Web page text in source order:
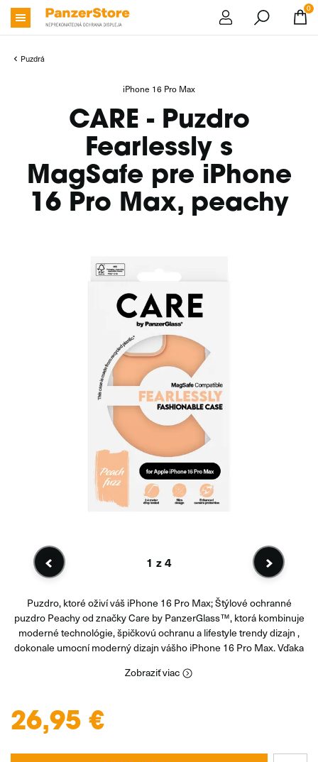
0
Puzdrá
iPhone 16 Pro Max
CARE - Puzdro
Fearlessly s
MagSafe pre iPhone
16 Pro Max, peachy
1 z 4
Puzdro, ktoré oživí váš iPhone 16 Pro Max; Štýlové ochranné
puzdro Peachy od značky Care by PanzerGlass™, ktorá kombinuje
moderné technológie, špičkovú ochranu a lifestyle trendy dizajn ,
dokonale umocní moderný dizajn vášho iPhone 16 Pro Max. Vďaka
Zobraziť viac
26,95 €